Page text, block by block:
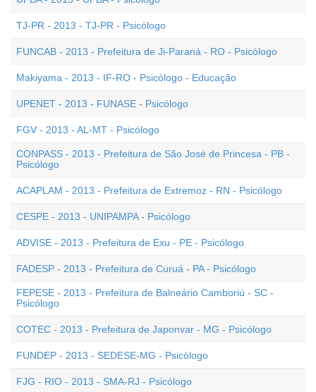
TJ-PR - 2013 - TJ-PR - Psicólogo
FUNCAB - 2013 - Prefeitura de Ji-Paraná - RO - Psicólogo
Makiyama - 2013 - IF-RO - Psicólogo - Educação
UPENET - 2013 - FUNASE - Psicólogo
FGV - 2013 - AL-MT - Psicólogo
CONPASS - 2013 - Prefeitura de São José de Princesa - PB -
Psicólogo
ACAPLAM - 2013 - Prefeitura de Extremoz - RN - Psicólogo
CESPE - 2013 - UNIPAMPA - Psicólogo
ADVISE - 2013 - Prefeitura de Exu - PE - Psicólogo
FADESP - 2013 - Prefeitura de Curuá - PA - Psicólogo
FEPESE - 2013 - Prefeitura de Balneário Camboriú - SC -
Psicólogo
COTEC - 2013 - Prefeitura de Japonvar - MG - Psicólogo
FUNDEP - 2013 - SEDESE-MG - Psicólogo
FJG - RIO - 2013 - SMA-RJ - Psicólogo